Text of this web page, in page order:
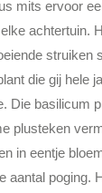
mits ervoor
achtertuin.
struiken
die gij hele
Die basilicum
plusteken
in eentje
aantal poging.